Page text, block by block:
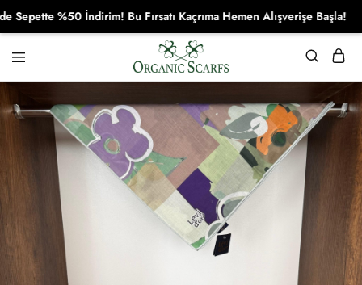
Organikscarf
%50 İndirim! Bu Fırsatı Kaçrıma Hemen Alışverişe Başla!